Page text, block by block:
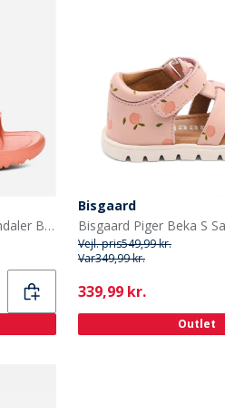
Teva Børne Hurricane Drift Sandaler Blooming Dahlia
Bisgaard
Bisgaard Piger Beka S
Vejl. pris549,99 kr.
Var349,99 kr.
Current
339,99 kr.
Outlet